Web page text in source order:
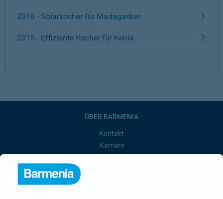
2016 - Solarkocher für Madagaskar
2015 - Effiziente Kocher für Kenia
ÜBER BARMENIA
Kontakt
Karriere